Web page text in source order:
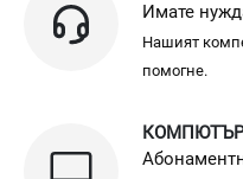
Имате
Нашият
помогне.